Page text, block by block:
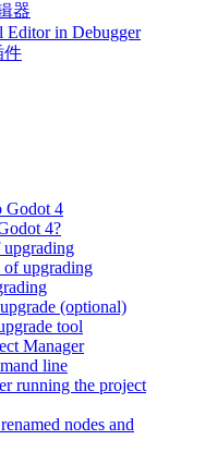
器
Editor in Debugger
件
Godot 4
4?
upgrading
of upgrading
(optional)
tool
Manager
line
running the project
nodes and